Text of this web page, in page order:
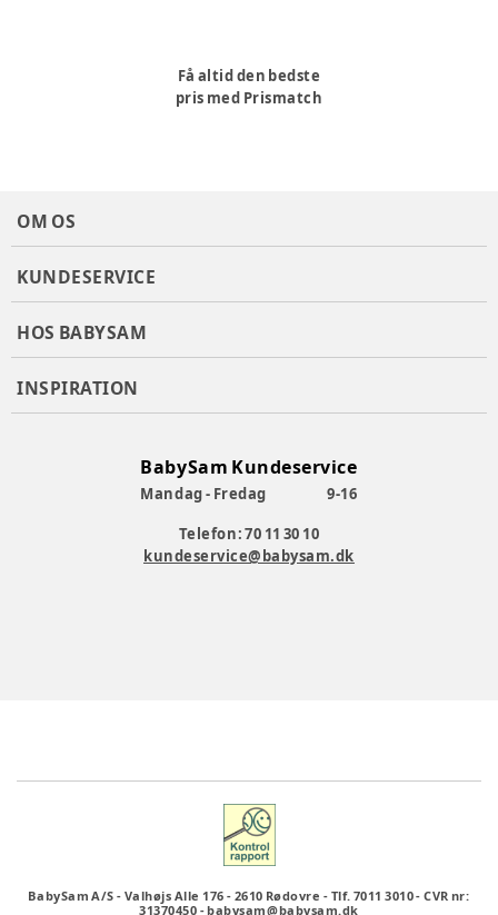
Få altid den bedste
pris med Prismatch
OM OS
KUNDESERVICE
HOS BABYSAM
INSPIRATION
BabySam Kundeservice
Mandag - Fredag
9-16
Telefon: 70 11 30 10
kundeservice@babysam.dk
BabySam A/S - Valhøjs Alle 176 - 2610 Rødovre - Tlf. 7011 3010-CVR nr:
31370450 -babysam@babysam.dk